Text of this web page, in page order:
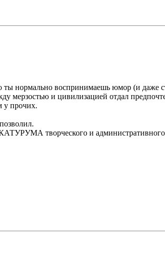
ты нормально воспринимаешь юмор (и даже
мерзостью и цивилизацией отдал
у прочих.
творческого и административного